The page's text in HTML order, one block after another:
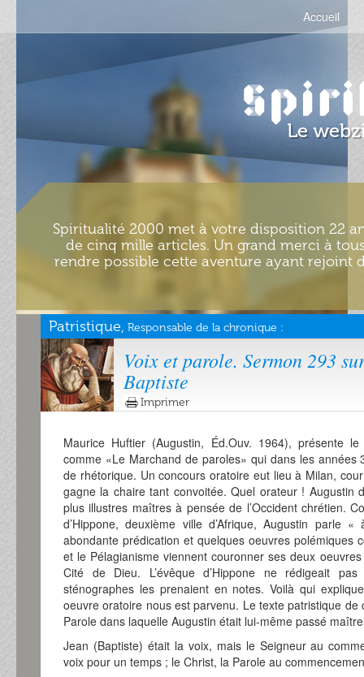
Accueil
Spiritualité 2000 met à votre disposition 22
de cinq mille articles. Un grand merci à
rendre possible cette aventure ayant rejoint
Patristique, Responsable de la chronique :
Voix et parole. Sermon 293
Baptiste
Imprimer
Maurice Huftier (Augustin, Éd.Ouv. 1964), présente
comme «Le Marchand de paroles» qui dans les
de rhétorique. Un concours oratoire eut lieu à Milan,
gagne la chaire tant convoitée. Quel orateur ! Augustin
plus illustres maîtres à pensée de l’Occident chrétien.
d’Hippone, deuxième ville d’Afrique, Augustin parle
abondante prédication et quelques oeuvres polémiques
et le Pélagianisme viennent couronner ses deux
Cité de Dieu. L’évêque d’Hippone ne rédigeait
sténographes les prenaient en notes. Voilà qui
oeuvre oratoire nous est parvenu. Le texte patristique
Parole dans laquelle Augustin était lui-même passé
Jean (Baptiste) était la voix, mais le Seigneur au
voix pour un temps ; le Christ, la Parole au